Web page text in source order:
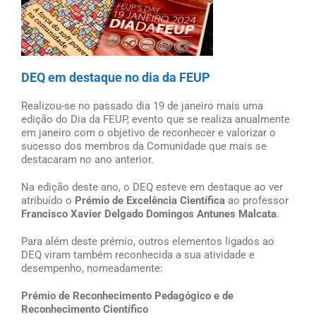
DEQ em destaque no dia da FEUP
Realizou-se no passado dia 19 de janeiro mais uma
edição do Dia da FEUP, evento que se realiza anualmente
em janeiro com o objetivo de reconhecer e valorizar o
sucesso dos membros da Comunidade que mais se
destacaram no ano anterior.
Na edição deste ano, o DEQ esteve em destaque ao ver
atribuído o Prémio de Excelência Científica ao professor
Francisco Xavier Delgado Domingos Antunes Malcata.
Para além deste prémio, outros elementos ligados ao
DEQ viram também reconhecida a sua atividade e
desempenho, nomeadamente:
Prémio de Reconhecimento Pedagógico e de
Reconhecimento Científico